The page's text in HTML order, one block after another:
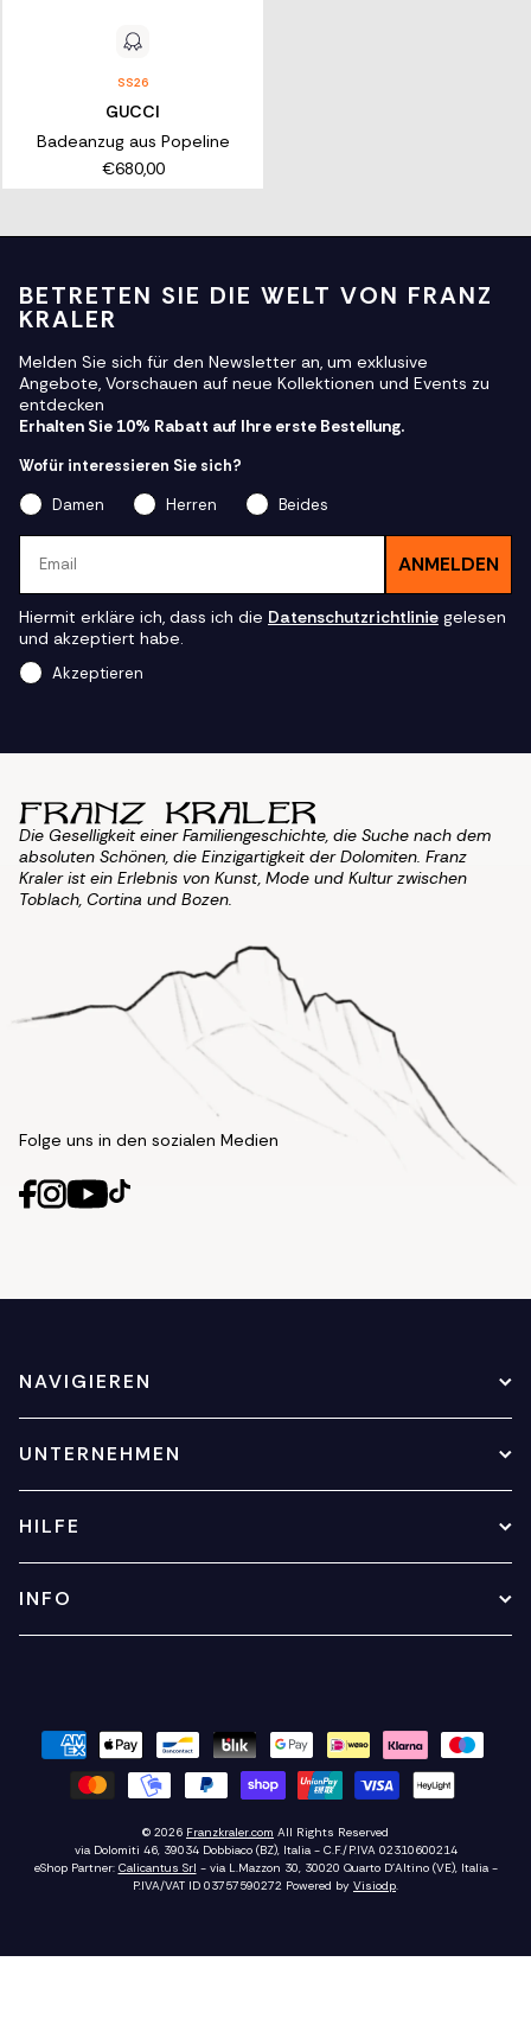
SS26
GUCCI
Badeanzug aus Popeline
€680,00
BETRETEN SIE DIE WELT VON FRANZ
KRALER
Melden Sie sich für den Newsletter an, um exklusive
Angebote, Vorschauen auf neue Kollektionen und Events zu
entdecken
Erhalten Sie 10% Rabatt auf Ihre erste Bestellung.
Wofür interessieren Sie sich?
Damen
Herren
Beides
ANMELDEN
Hiermit erkläre ich, dass ich die Datenschutzrichtlinie gelesen
und akzeptiert habe.
Akzeptieren
Die Geselligkeit einer Familiengeschichte, die Suche nach dem
absoluten Schönen, die Einzigartigkeit der Dolomiten. Franz
Kraler ist ein Erlebnis von Kunst, Mode und Kultur zwischen
Toblach, Cortina und Bozen.
Folge uns in den sozialen Medien
NAVIGIEREN
UNTERNEHMEN
HILFE
INFO
© 2026 Franzkraler.com All Rights Reserved
via Dolomiti 46, 39034 Dobbiaco (BZ), Italia - C.F./P.IVA 02310600214
eShop Partner: Calicantus Srl - via L.Mazzon 30, 30020 Quarto D'Altino (VE), Italia -
P.IVA/VAT ID 03757590272 Powered by Visiodp.